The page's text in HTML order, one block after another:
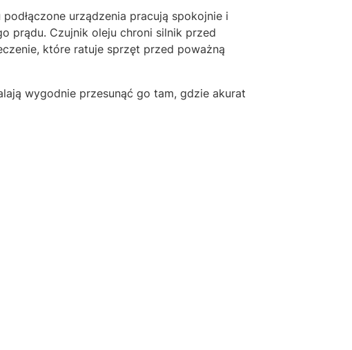
urządzenia pracują spokojnie i
prądu. Czujnik oleju chroni silnik przed
które ratuje sprzęt przed poważną
wygodnie przesunąć go tam, gdzie akurat